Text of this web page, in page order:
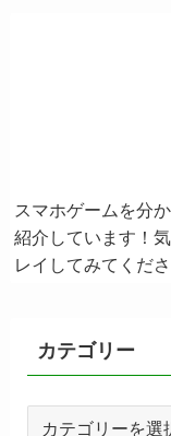
スマホゲームを分
紹介しています！
レイしてみてくださ
カテゴリー